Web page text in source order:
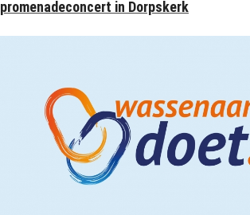
promenadeconcert in Dorpskerk